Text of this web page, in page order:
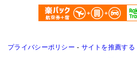
プライバシーポリシー - サイトを推薦する